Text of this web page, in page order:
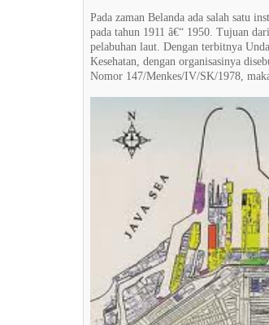
Pada zaman Belanda ada salah satu
pada tahun 1911 â€“ 1950. Tujuan
pelabuhan laut. Dengan terbitnya
Kesehatan, dengan organisasinya
Nomor 147/Menkes/IV/SK/1978,